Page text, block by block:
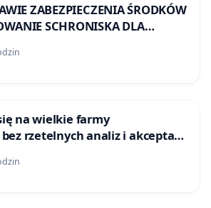
ZABEZPIECZENIA ŚRODKÓW
SCHRONISKA DLA
W SKARYSZEWIE
na wielkie farmy
rzetelnych analiz i akceptacji